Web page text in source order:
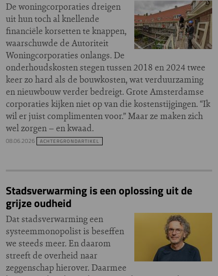
De woningcorporaties dreigen
uit hun toch al knellende
financiële korsetten te knappen,
waarschuwde de Autoriteit
Woningcorporaties onlangs. De
onderhoudskosten stegen tussen 2018 en 2024 twee
keer zo hard als de bouwkosten, wat verduurzaming
en nieuwbouw verder bedreigt. Grote Amsterdamse
corporaties kijken niet op van die kostenstijgingen. “Ik
wil er juist complimenten voor.” Maar ze maken zich
wel zorgen – en kwaad.
08.06.2026 ACHTERGRONDARTIKEL
Stadsverwarming is een oplossing uit de
grijze oudheid
Dat stadsverwarming een
systeemmonopolist is beseffen
we steeds meer. En daarom
streeft de overheid naar
zeggenschap hierover. Daarmee